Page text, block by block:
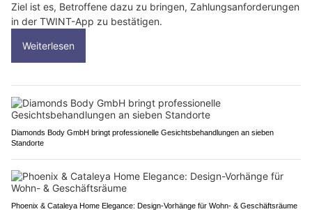
Ziel ist es, Betroffene dazu zu bringen, Zahlungsanforderungen
in der TWINT-App zu bestätigen.
Weiterlesen
Diamonds Body GmbH bringt professionelle Gesichtsbehandlungen an sieben
Standorte
Phoenix & Cataleya Home Elegance: Design-Vorhänge für Wohn- & Geschäftsräume